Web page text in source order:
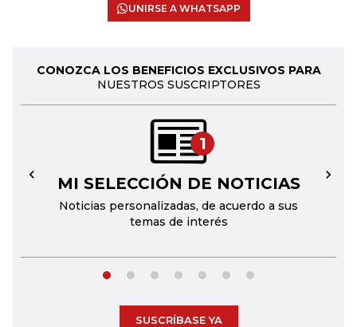
UNIRSE A WHATSAPP
CONOZCA LOS BENEFICIOS EXCLUSIVOS PARA
NUESTROS SUSCRIPTORES
1
MI SELECCIÓN DE NOTICIAS
Noticias personalizadas, de acuerdo a sus
temas de interés
← →
SUSCRÍBASE YA